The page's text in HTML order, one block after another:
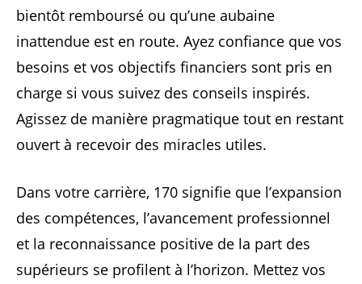
bientôt remboursé ou qu’une aubaine
inattendue est en route. Ayez confiance que vos
besoins et vos objectifs financiers sont pris en
charge si vous suivez des conseils inspirés.
Agissez de manière pragmatique tout en restant
ouvert à recevoir des miracles utiles.
Dans votre carrière, 170 signifie que l’expansion
des compétences, l’avancement professionnel
et la reconnaissance positive de la part des
supérieurs se profilent à l’horizon. Mettez vos